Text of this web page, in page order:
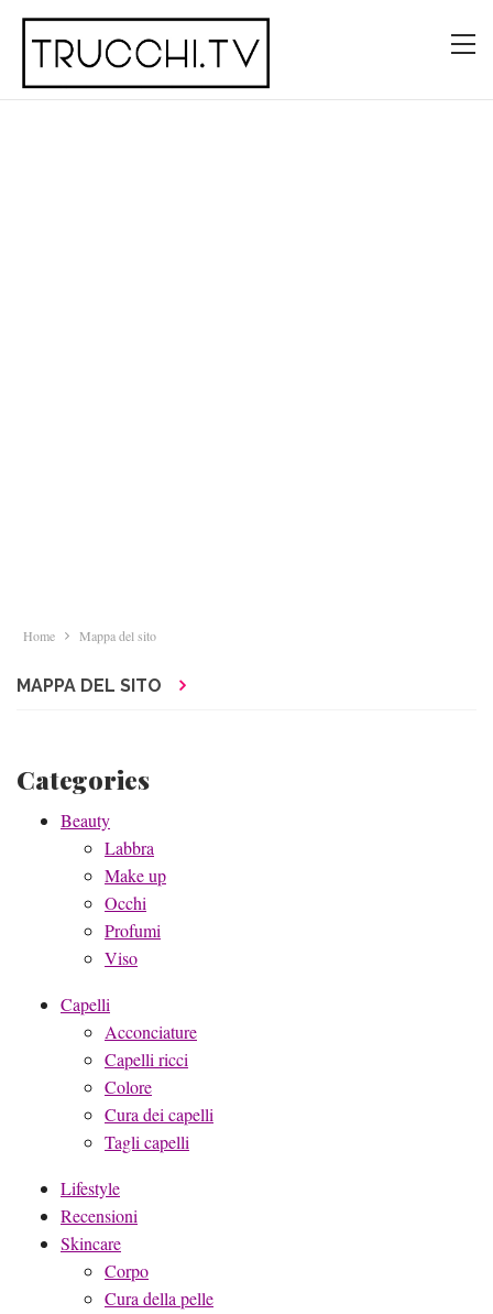
Home Mappa del sito
MAPPA DEL SITO
Categories
Beauty
Labbra
Make up
Occhi
Profumi
Viso
Capelli
Acconciature
Capelli ricci
Colore
Cura dei capelli
Tagli capelli
Lifestyle
Recensioni
Skincare
Corpo
Cura della pelle